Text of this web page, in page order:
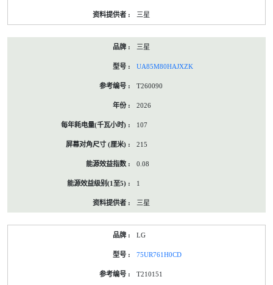
三星
三星
UA85M80HAJXZK
T260090
2026
107
215
0.08
1
三星
LG
75UR761H0CD
T210151